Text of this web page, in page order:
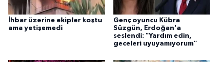
İhbar üzerine ekipler koştu
ama yetişemedi
Genç oyuncu Kübra
Süzgün, Erdoğan'a
seslendi: "Yardım edin,
geceleri uyuyamıyorum"